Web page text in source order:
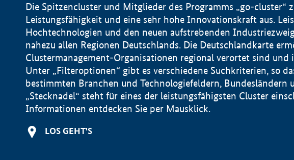
Die Spitzencluster und Mitglieder des Programms „go-
Leistungsfähigkeit und eine sehr hohe Innovationskraft aus.
Hochtechnologien und den neuen aufstrebenden
nahezu allen Regionen Deutschlands. Die Deutschlandkarte
Clustermanagement-Organisationen regional verortet sind
Unter „Filteroptionen“ gibt es verschiedene Suchkriterien, so
bestimmten Branchen und Technologiefeldern,
„Stecknadel“ steht für eines der leistungsfähigsten Cluster
Informationen entdecken Sie per Mausklick.
LOS GEHT'S